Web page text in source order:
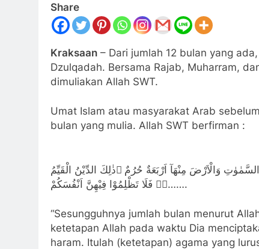
Share
Kraksaan – Dari jumlah 12 bulan yang
Dzulqadah. Bersama Rajab, Muharram,
dimuliakan Allah SWT.
Umat Islam atau masyarakat Arab
bulan yang mulia. Allah SWT berfirman :
وَالْاَرْضَ مِنْهَآ اَرْبَعَةٌ حُرُمٌ ۗذٰلِكَ الدِّيْنُ الْقَيِّمُ
ەۙ فَلَا تَظْلِمُوْا فِيْهِنَّ اَنْفُسَكُمْ…….
“Sesungguhnya jumlah bulan menurut
ketetapan Allah pada waktu Dia
haram. Itulah (ketetapan) agama yang